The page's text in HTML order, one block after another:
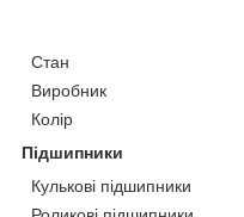
Стан
Виробник
Колір
Підшипники
Кулькові підшипники